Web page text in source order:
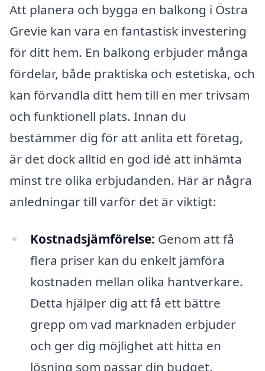
Att planera och bygga en balkong i Östra
Grevie kan vara en fantastisk investering
för ditt hem. En balkong erbjuder många
fördelar, både praktiska och estetiska, och
kan förvandla ditt hem till en mer trivsam
och funktionell plats. Innan du
bestämmer dig för att anlita ett företag,
är det dock alltid en god idé att inhämta
minst tre olika erbjudanden. Här är några
anledningar till varför det är viktigt:
Kostnadsjämförelse: Genom att få
flera priser kan du enkelt jämföra
kostnaden mellan olika hantverkare.
Detta hjälper dig att få ett bättre
grepp om vad marknaden erbjuder
och ger dig möjlighet att hitta en
lösning som passar din budget.